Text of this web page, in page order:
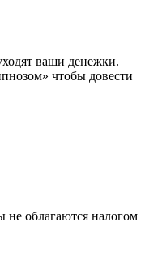
ваши денежки.
чтобы довести
не облагаются налогом